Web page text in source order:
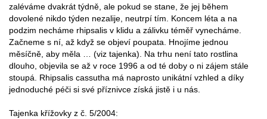
zaléváme dvakrát týdně, ale pokud se stane, že jej během
dovolené nikdo týden nezalije, neutrpí tím. Koncem léta a na
podzim necháme rhipsalis v klidu a zálivku téměř vynecháme.
Začneme s ní, až když se objeví poupata. Hnojíme jednou
měsíčně, aby měla … (viz tajenka). Na trhu není tato rostlina
dlouho, objevila se až v roce 1996 a od té doby o ni zájem stále
stoupá. Rhipsalis cassutha má naprosto unikátní vzhled a díky
jednoduché péči si své příznivce získá jistě i u nás.
Tajenka křížovky z č. 5/2004: